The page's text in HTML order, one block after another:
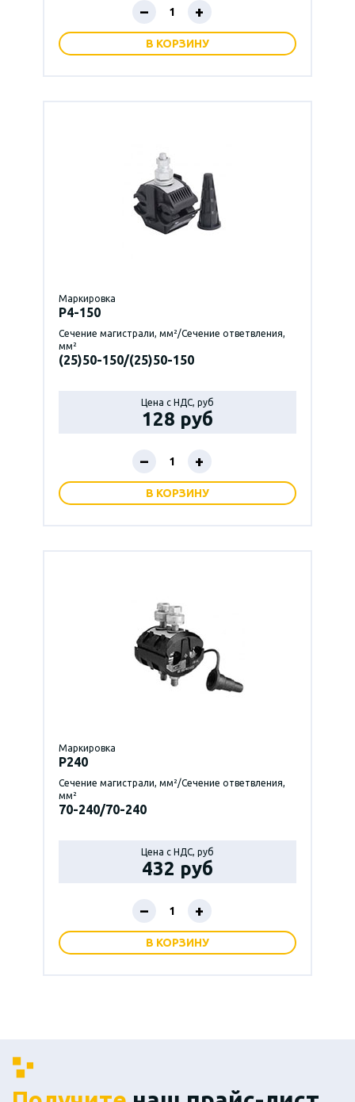
– +
В КОРЗИНУ
Маркировка
P4-150
Сечение магистрали, мм²/Сечение ответвления,
мм²
(25)50-150/(25)50-150
Цена с НДС, руб
128 руб
– +
В КОРЗИНУ
Маркировка
P240
Сечение магистрали, мм²/Сечение ответвления,
мм²
70-240/70-240
Цена с НДС, руб
432 руб
– +
В КОРЗИНУ